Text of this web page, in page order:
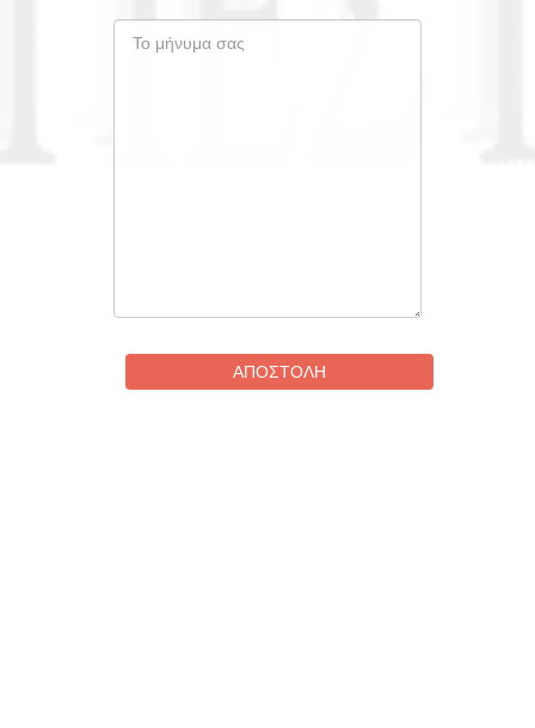
ΑΠΟΣΤΟΛΉ